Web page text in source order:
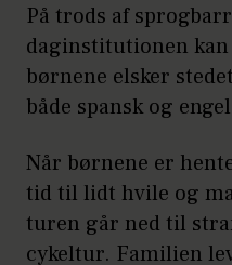
På trods af
daginstitutionen
børnene elsker
både spansk og
Når børnene er
tid til lidt hvile og
turen går ned til
cykeltur. Familien